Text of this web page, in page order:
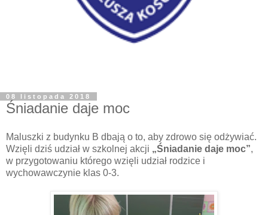
08 listopada 2018
Śniadanie daje moc
Maluszki z budynku B dbają o to, aby zdrowo się odżywiać.
Wzięli dziś udział w szkolnej akcji „Śniadanie daje moc”,
w przygotowaniu którego wzięli udział rodzice i
wychowawczynie klas 0-3.